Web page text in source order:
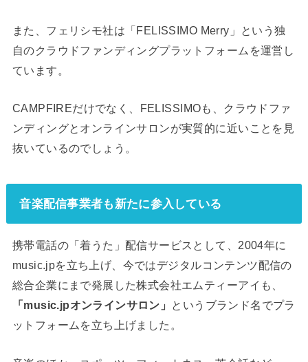
また、フェリシモ社は「FELISSIMO Merry」という独
自のクラウドファンディングプラットフォームを運営し
ています。
CAMPFIREだけでなく、FELISSIMOも、クラウドファ
ンディングとオンラインサロンが実質的に近いことを見
抜いているのでしょう。
音楽配信事業者も新たに参入している
携帯電話の「着うた」配信サービスとして、2004年に
music.jpを立ち上げ、今ではデジタルコンテンツ配信の
総合企業にまで発展した株式会社エムティーアイも、
「music.jpオンラインサロン」 というブランド名でプラ
ットフォームを立ち上げました。